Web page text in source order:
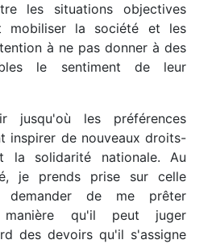
les situations objectives
mobiliser la société et les
à ne pas donner à des
le sentiment de leur
jusqu'où les préférences
inspirer de nouveaux droits-
la solidarité nationale. Au
je prends prise sur celle
de me prêter
manière qu'il peut juger
des devoirs qu'il s'assigne